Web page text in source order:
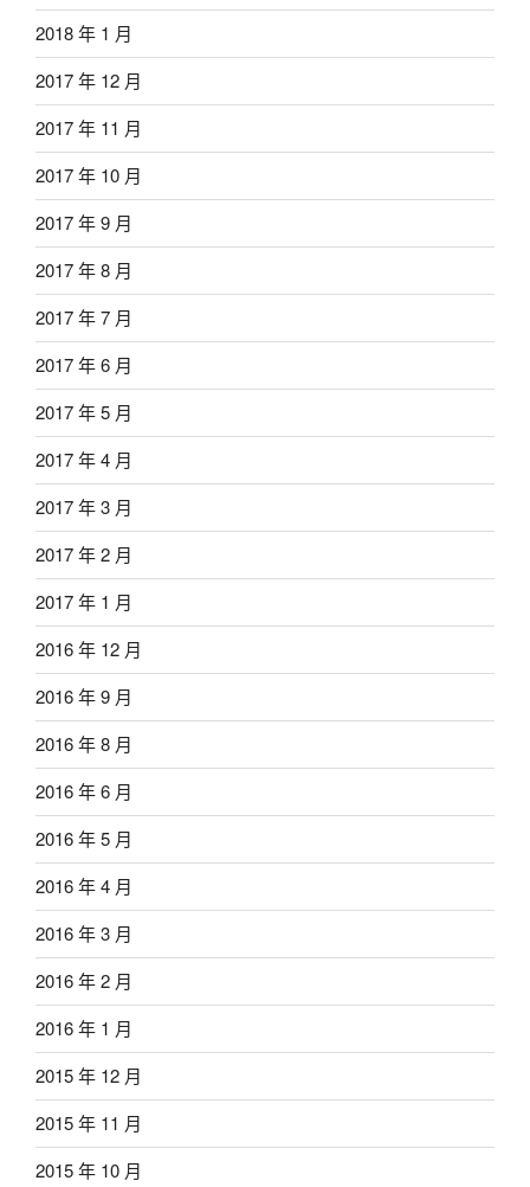
2018 年 1 月
2017 年 12 月
2017 年 11 月
2017 年 10 月
2017 年 9 月
2017 年 8 月
2017 年 7 月
2017 年 6 月
2017 年 5 月
2017 年 4 月
2017 年 3 月
2017 年 2 月
2017 年 1 月
2016 年 12 月
2016 年 9 月
2016 年 8 月
2016 年 6 月
2016 年 5 月
2016 年 4 月
2016 年 3 月
2016 年 2 月
2016 年 1 月
2015 年 12 月
2015 年 11 月
2015 年 10 月